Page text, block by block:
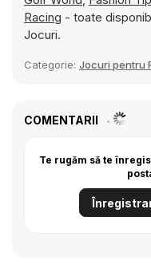
Racing - toate
Jocuri.
Categorie: Jocuri pentru
COMENTARII
Te rugăm să te